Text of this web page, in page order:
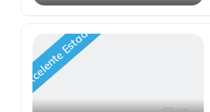
Excelente Estado